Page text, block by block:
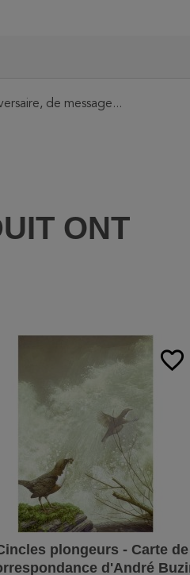
de message...
ONT
favorite_border
plongeurs - Carte de
d'André